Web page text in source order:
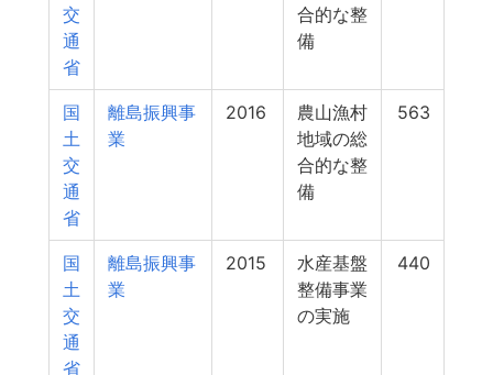
交
通
省
合的な整
備
国
土
交
通
省
離島振興事
業
2016
農山漁村
地域の総
合的な整
備
563
国
土
交
通
省
離島振興事
業
2015
水産基盤
整備事業
の実施
440